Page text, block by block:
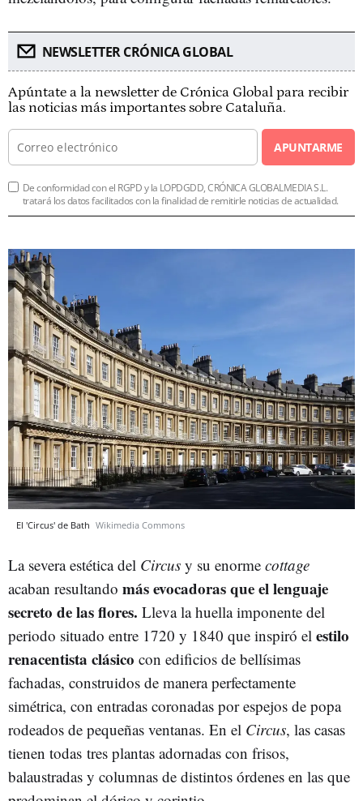
NEWSLETTER CRÓNICA GLOBAL
Apúntate a la newsletter de Crónica Global para recibir
las noticias más importantes sobre Cataluña.
APUNTARME
De conformidad con el RGPD y la LOPDGDD, CRÓNICA GLOBALMEDIA S.L.
tratará los datos facilitados con la finalidad de remitirle noticias de actualidad.
El 'Circus' de Bath Wikimedia Commons
La severa estética del Circus y su enorme cottage
acaban resultando más evocadorasque el lenguaje
secreto de las flores. Lleva la huella imponente del
periodo situado entre 1720 y 1840 que inspiró el estilo
renacentista clásico con edificios de bellísimas
fachadas, construidos de manera perfectamente
simétrica, con entradas coronadas por espejos de popa
rodeados de pequeñas ventanas. En el Circus, las casas
tienen todas tres plantas adornadas con frisos,
balaustradas y columnas de distintos órdenes en las que